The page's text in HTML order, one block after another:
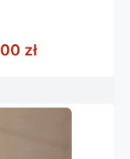
złZakres cen: